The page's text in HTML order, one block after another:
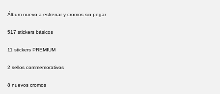
Álbum nuevo a estrenar y cromos sin pegar
517 stickers básicos
11 stickers PREMIUM
2 sellos commemorativos
8 nuevos cromos